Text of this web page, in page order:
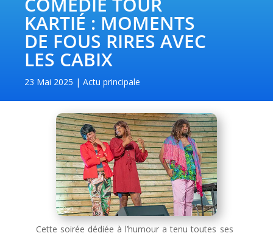
KARTIÉ : MOMENTS
DE FOUS RIRES AVEC
LES CABIX
23 Mai 2025 Actu principale
Cette soirée dédiée à l’humour a tenu toutes ses